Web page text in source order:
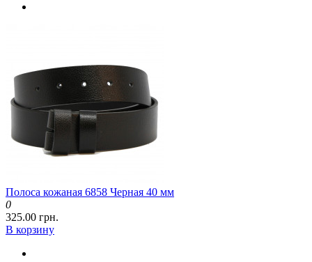
Полоса кожаная 6858 Черная 40 мм
0
325.00 грн.
В корзину